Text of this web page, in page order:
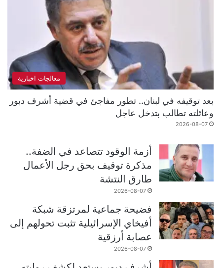
معالجات اخبارية
بعد توقيفه في لبنان.. تطور مفاجئ في قضية أشرف دبور
وعائلته تطالب بتدخل عاجل
2026-08-07
أزمة الوقود تتصاعد في الضفة..
مذكرة توقيف بحق رجل الأعمال
طارق النتشة
2026-08-07
فضيحة جماعية لمرتزقة شبكة
أفيخاي الإسرائيلية تثبت تحولهم إلى
عصابة أرزقية
2026-08-07